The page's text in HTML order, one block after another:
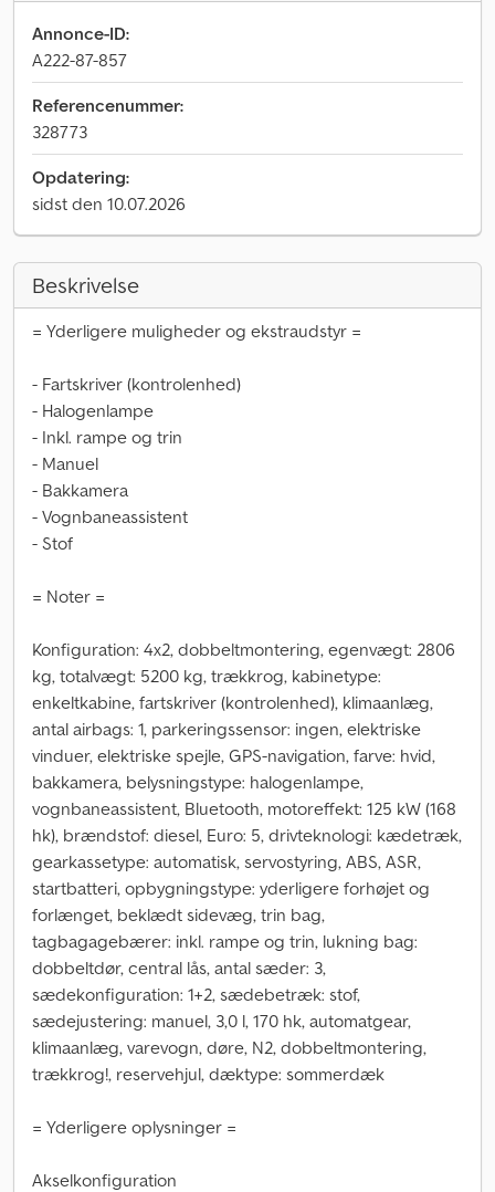
Annonce-ID:
A222-87-857
Referencenummer:
328773
Opdatering:
sidst den 10.07.2026
Beskrivelse
= Yderligere muligheder og ekstraudstyr =
- Fartskriver (kontrolenhed)
- Halogenlampe
- Inkl. rampe og trin
- Manuel
- Bakkamera
- Vognbaneassistent
- Stof
= Noter =
Konfiguration: 4x2, dobbeltmontering, egenvægt: 2806
kg, totalvægt: 5200 kg, trækkrog, kabinetype:
enkeltkabine, fartskriver (kontrolenhed), klimaanlæg,
antal airbags: 1, parkeringssensor: ingen, elektriske
vinduer, elektriske spejle, GPS-navigation, farve: hvid,
bakkamera, belysningstype: halogenlampe,
vognbaneassistent, Bluetooth, motoreffekt: 125 kW (168
hk), brændstof: diesel, Euro: 5, drivteknologi: kædetræk,
gearkassetype: automatisk, servostyring, ABS, ASR,
startbatteri, opbygningstype: yderligere forhøjet og
forlænget, beklædt sidevæg, trin bag,
tagbagagebærer: inkl. rampe og trin, lukning bag:
dobbeltdør, central lås, antal sæder: 3,
sædekonfiguration: 1+2, sædebetræk: stof,
sædejustering: manuel, 3,0 l, 170 hk, automatgear,
klimaanlæg, varevogn, døre, N2, dobbeltmontering,
trækkrog!, reservehjul, dæktype: sommerdæk
= Yderligere oplysninger =
Akselkonfiguration